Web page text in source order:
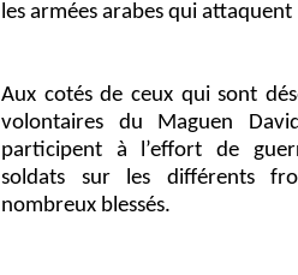
les armées arabes qui
Aux cotés de ceux qui sont
volontaires du Maguen
participent à l’effort de
soldats sur les différents
nombreux blessés.